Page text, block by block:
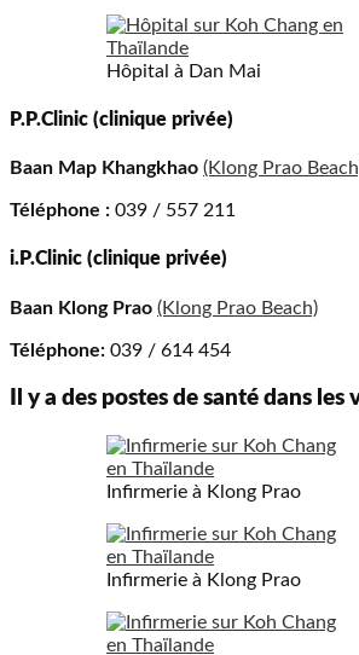
Hôpital à Dan Mai
P.P.Clinic (clinique privée)
Baan Map Khangkhao (Klong Prao
Téléphone : 039 / 557 211
i.P.Clinic (clinique privée)
Baan Klong Prao (Klong Prao Beach)
Téléphone: 039 / 614 454
Il y a des postes de santé dans les
Infirmerie à Klong Prao
Infirmerie à Klong Prao